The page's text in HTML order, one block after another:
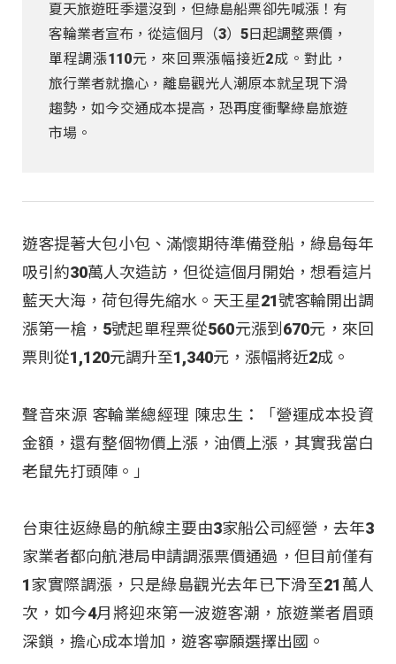
夏天旅遊旺季還沒到，但綠島船票卻先喊漲！有
客輪業者宣布，從這個月（3）5日起調整票價，
單程調漲110元，來回票漲幅接近2成。對此，
旅行業者就擔心，離島觀光人潮原本就呈現下滑
趨勢，如今交通成本提高，恐再度衝擊綠島旅遊
市場。
遊客提著大包小包、滿懷期待準備登船，綠島每年
吸引約30萬人次造訪，但從這個月開始，想看這片
藍天大海，荷包得先縮水。天王星21號客輪開出調
漲第一槍，5號起單程票從560元漲到670元，來回
票則從1,120元調升至1,340元，漲幅將近2成。
聲音來源 客輪業總經理 陳忠生：「營運成本投資
金額，還有整個物價上漲，油價上漲，其實我當白
老鼠先打頭陣。」
台東往返綠島的航線主要由3家船公司經營，去年3
家業者都向航港局申請調漲票價通過，但目前僅有
1家實際調漲，只是綠島觀光去年已下滑至21萬人
次，如今4月將迎來第一波遊客潮，旅遊業者眉頭
深鎖，擔心成本增加，遊客寧願選擇出國。